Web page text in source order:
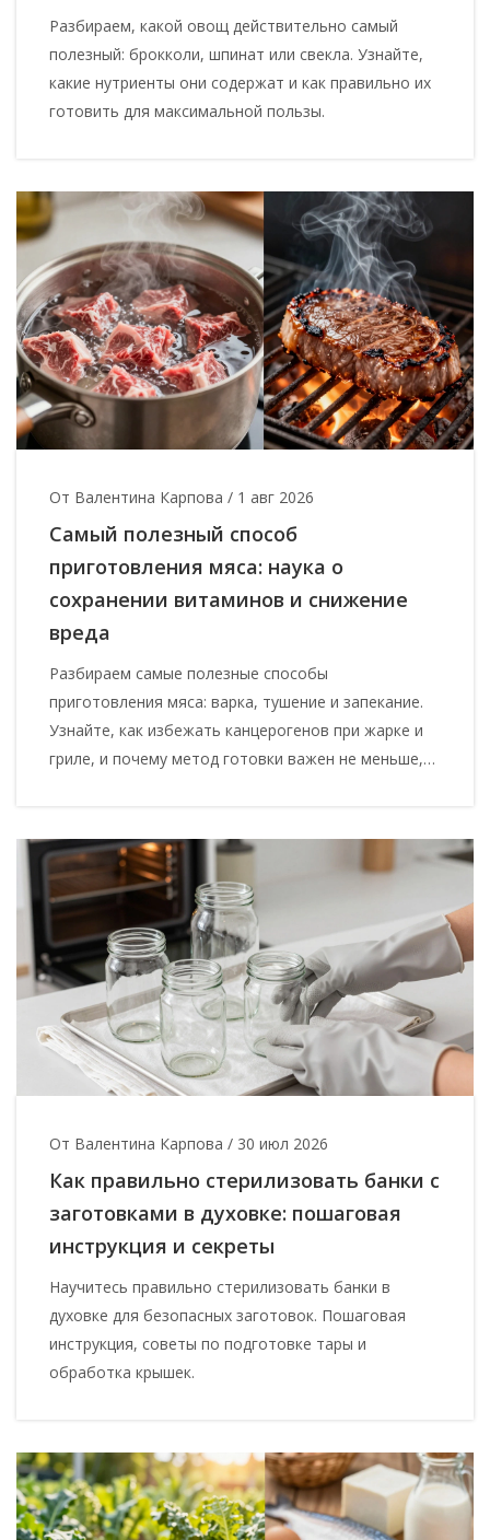
Разбираем, какой овощ действительно самый
полезный: брокколи, шпинат или свекла. Узнайте,
какие нутриенты они содержат и как правильно их
готовить для максимальной пользы.
От Валентина Карпова / 1 авг 2026
Самый полезный способ
приготовления мяса: наука о
сохранении витаминов и снижение
вреда
Разбираем самые полезные способы
приготовления мяса: варка, тушение и запекание.
Узнайте, как избежать канцерогенов при жарке и
гриле, и почему метод готовки важен не меньше,
От Валентина Карпова / 30 июл 2026
Как правильно стерилизовать банки с
заготовками в духовке: пошаговая
инструкция и секреты
Научитесь правильно стерилизовать банки в
духовке для безопасных заготовок. Пошаговая
инструкция, советы по подготовке тары и
обработка крышек.